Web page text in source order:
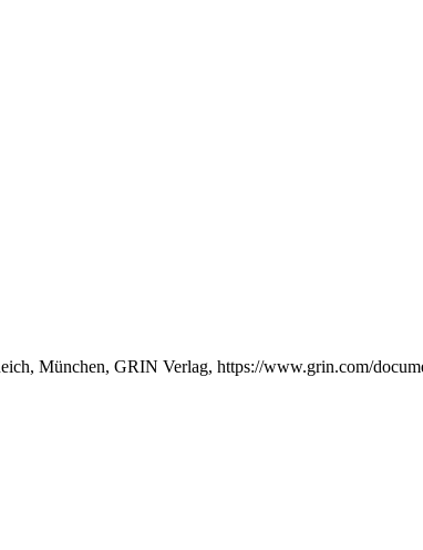
München, GRIN Verlag, https://www.grin.com/